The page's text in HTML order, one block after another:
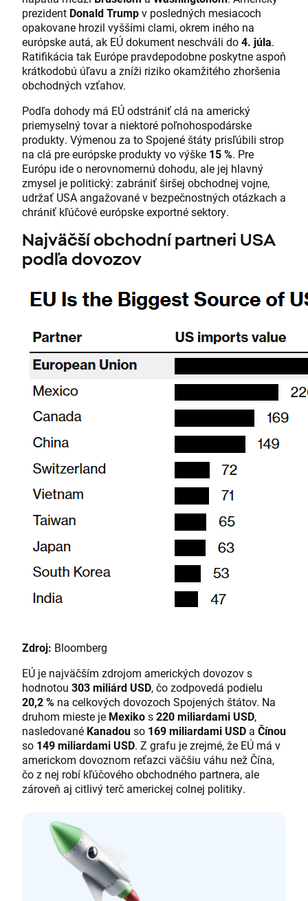
prezident Donald Trumpv posledných mesiacoch
opakovane hrozil vyššími clami, okrem iného na
európske autá, ak EÚ dokument neschváli do4. júla.
Ratifikácia tak Európe pravdepodobne poskytne aspoň
krátkodobú úľavu a zníži riziko okamžitého zhoršenia
obchodných vzťahov.
Podľa dohody má EÚ odstrániť clá na americký
priemyselný tovar a niektoré poľnohospodárske
produkty. Výmenou za to Spojené štáty prisľúbili strop
na clá pre európske produkty vo výške 15 %. Pre
Európu ide o nerovnomernú dohodu, ale jej hlavný
zmysel je politický: zabrániť širšej obchodnej vojne,
udržať USA angažované v bezpečnostných otázkach a
chrániť kľúčové európske exportné sektory.
Najväčší obchodní partneri USA
podľa dovozov
Zdroj: Bloomberg
EÚ je najväčším zdrojom amerických dovozov s
hodnotou 303 miliárd USD, čo zodpovedá podielu
20,2 % na celkových dovozoch Spojených štátov. Na
druhom mieste je Mexikos220 miliardami USD,
nasledované Kanadouso 169 miliardami USD a Čínou
so 149 miliardami USD. Z grafu je zrejmé, že EÚ má v
americkom dovoznom reťazci väčšiu váhu než Čína,
čo z nej robí kľúčového obchodného partnera, ale
zároveň aj citlivý terč americkej colnej politiky.